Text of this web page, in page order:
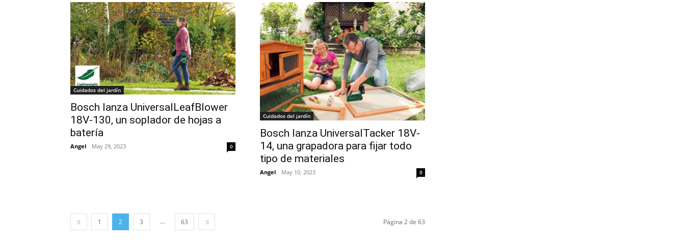
Cuidados del jardín
Bosch lanza UniversalLeafBlower
18V-130, un soplador de hojas a
batería
Angel - May 29, 2023 0
Cuidados del jardín
Bosch lanza UniversalTacker 18V-
14, una grapadora para fijar todo
tipo de materiales
Angel - May 10, 2023 0
1 2 3 ... 63 Página 2 de 63